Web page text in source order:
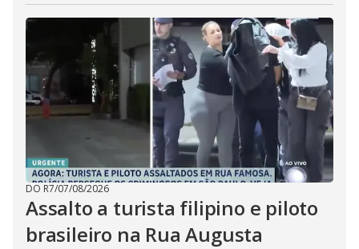
DO R7/07/08/2026
Assalto a turista filipino e piloto
brasileiro na Rua Augusta